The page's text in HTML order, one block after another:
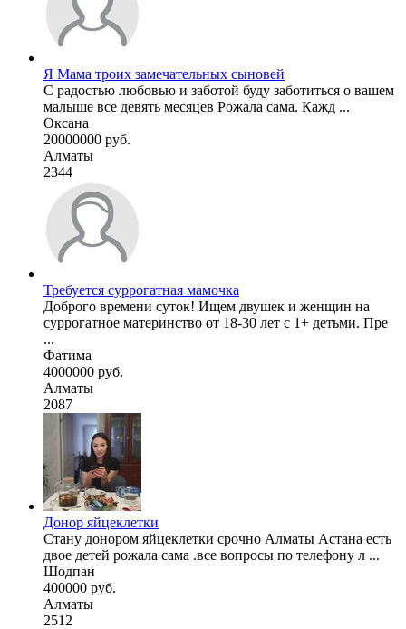
Я Мама троих замечательных сыновей
С радостью любовью и заботой буду заботиться о вашем
малыше все девять месяцев Рожала сама. Кажд ...
Оксана
20000000 руб.
Алматы
2344
Требуется суррогатная мамочка
Доброго времени суток! Ищем двушек и женщин на
суррогатное материнство от 18-30 лет с 1+ детьми. Пре
...
Фатима
4000000 руб.
Алматы
2087
Донор яйцеклетки
Стану донором яйцеклетки срочно Алматы Астана есть
двое детей рожала сама .все вопросы по телефону л ...
Шодпан
400000 руб.
Алматы
2512